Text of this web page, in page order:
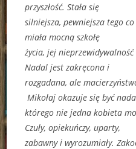
przyszłość. Stała się
silniejsza, pewniejsza tego
miała mocną szkołę
życia, jej
Nadal jest zakręcona i
rozgadana, ale
Mikołaj okazuje się być
którego nie jedna kobieta
Czuły, opiekuńczy, uparty,
zabawny i wyrozumiały.